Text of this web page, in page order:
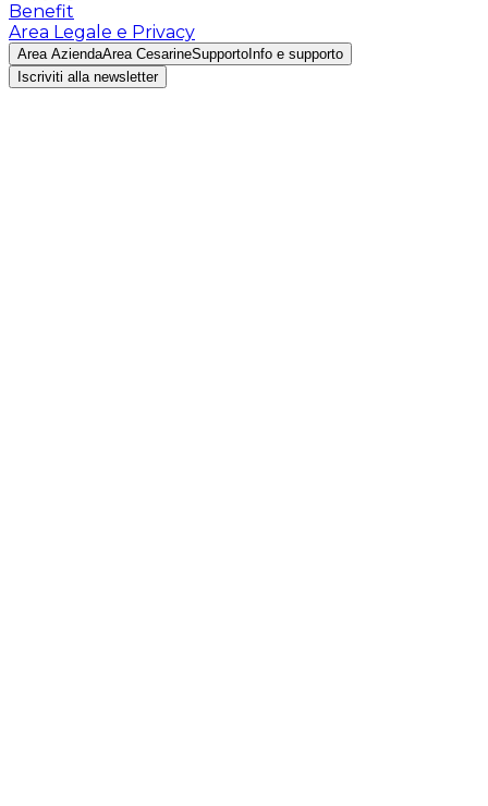
Benefit
Area Legale e Privacy
Area AziendaArea CesarineSupporto Info e supporto
Iscriviti alla newsletter